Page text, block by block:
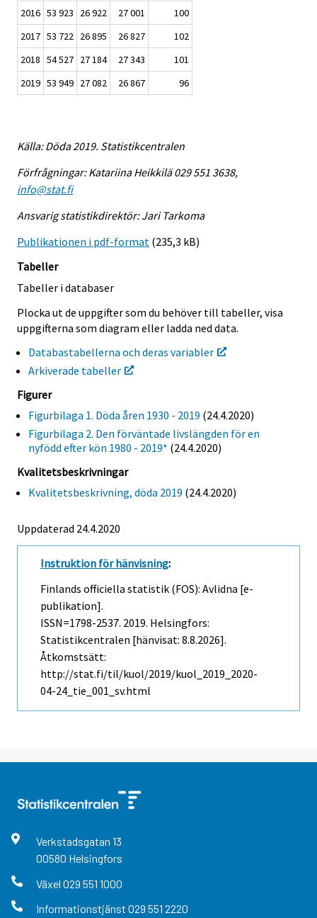
2016 53 923 26 922 27 001
100
2017 53 722 26 895 26 827
102
2018 54 527 27 184 27 343
101
2019 53 949 27 082 26 867 96
Källa: Döda 2019. Statistikcentralen
Förfrågningar: Katariina Heikkilä 029 551 3638,
info@stat.fi
Ansvarig statistikdirektör: Jari Tarkoma
Publikationen i pdf-format (235,3 kB)
Tabeller
Tabeller i databaser
Plocka ut de uppgifter som du behöver till tabeller, visa
uppgifterna som diagram eller ladda ned data.
Databastabellerna och deras variabler
Arkiverade tabeller
Figurer
Figurbilaga 1. Döda åren 1930 - 2019 (24.4.2020)
Figurbilaga 2. Den förväntade livslängden för en
nyfödd efter kön 1980 - 2019* (24.4.2020)
Kvalitetsbeskrivningar
Kvalitetsbeskrivning, döda 2019 (24.4.2020)
Uppdaterad 24.4.2020
Instruktion för hänvisning:
Finlands officiella statistik (FOS): Avlidna [e-
publikation].
ISSN=1798-2537. 2019. Helsingfors:
Statistikcentralen [hänvisat: 8.8.2026].
Åtkomstsätt:
http://stat.fi/til/kuol/2019/kuol_2019_2020-
04-24_tie_001_sv.html
Verkstadsgatan 13
00580 Helsingfors
Växel 029 551 1000
Informationstjänst 029 551 2220